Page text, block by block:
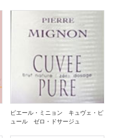
ピエール・ミニョン キュヴェ・ピ
ュール ゼロ・ドサージュ